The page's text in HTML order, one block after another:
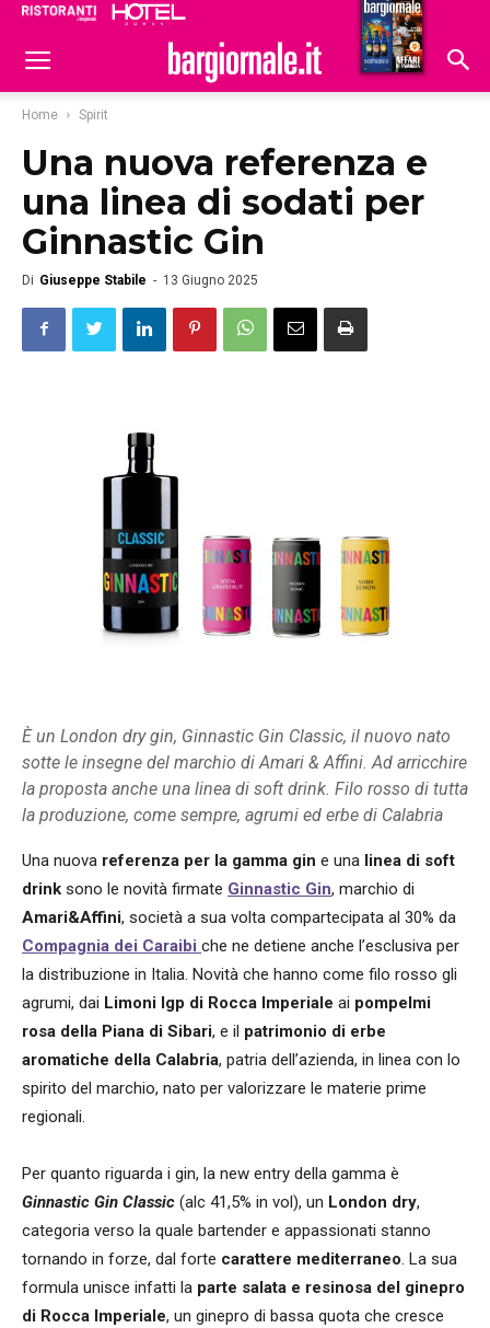
Hoteldomani
Home Spirit
Una nuova referenza e
una linea di sodati per
Ginnastic Gin
Di Giuseppe Stabile - 13 Giugno 2025
È un London dry gin, Ginnastic Gin Classic, il nuovo nato
sotte le insegne del marchio di Amari & Affini. Ad arricchire
la proposta anche una linea di soft drink. Filo rosso di tutta
la produzione, come sempre, agrumi ed erbe di Calabria
Una nuova referenza per la gamma gin e una linea di soft
drink sono le novità firmate Ginnastic Gin, marchio di
Amari&Affini, società a sua volta compartecipata al 30% da
Compagnia dei Caraibi che ne detiene anche l’esclusiva per
la distribuzione in Italia. Novità che hanno come filo rosso gli
agrumi, dai Limoni Igp di Rocca Imperiale ai pompelmi
rosa della Piana di Sibari, e il patrimonio di erbe
aromatiche della Calabria, patria dell’azienda, in linea con lo
spirito del marchio, nato per valorizzare le materie prime
regionali.
Per quanto riguarda i gin, la new entry della gamma è
Ginnastic Gin Classic (alc 41,5% in vol), un London dry,
categoria verso la quale bartender e appassionati stanno
tornando in forze, dal forte carattere mediterraneo. La sua
formula unisce infatti la parte salata e resinosa del ginepro
di Rocca Imperiale, un ginepro di bassa quota che cresce